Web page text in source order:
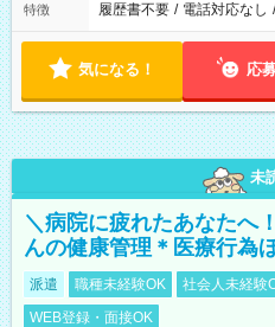
特徴 履歴書不要 / 電話対応なし /
気になる！ 応
未
＼病院に疲れたあなたへ
んの健康管理＊医療行為
派遣 職種未経験OK 社会人未経験
WEB登録・面接OK